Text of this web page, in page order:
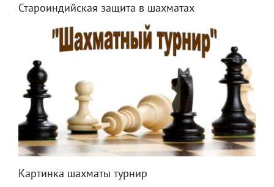
Староиндийская защита в шахматах
Картинка шахматы турнир